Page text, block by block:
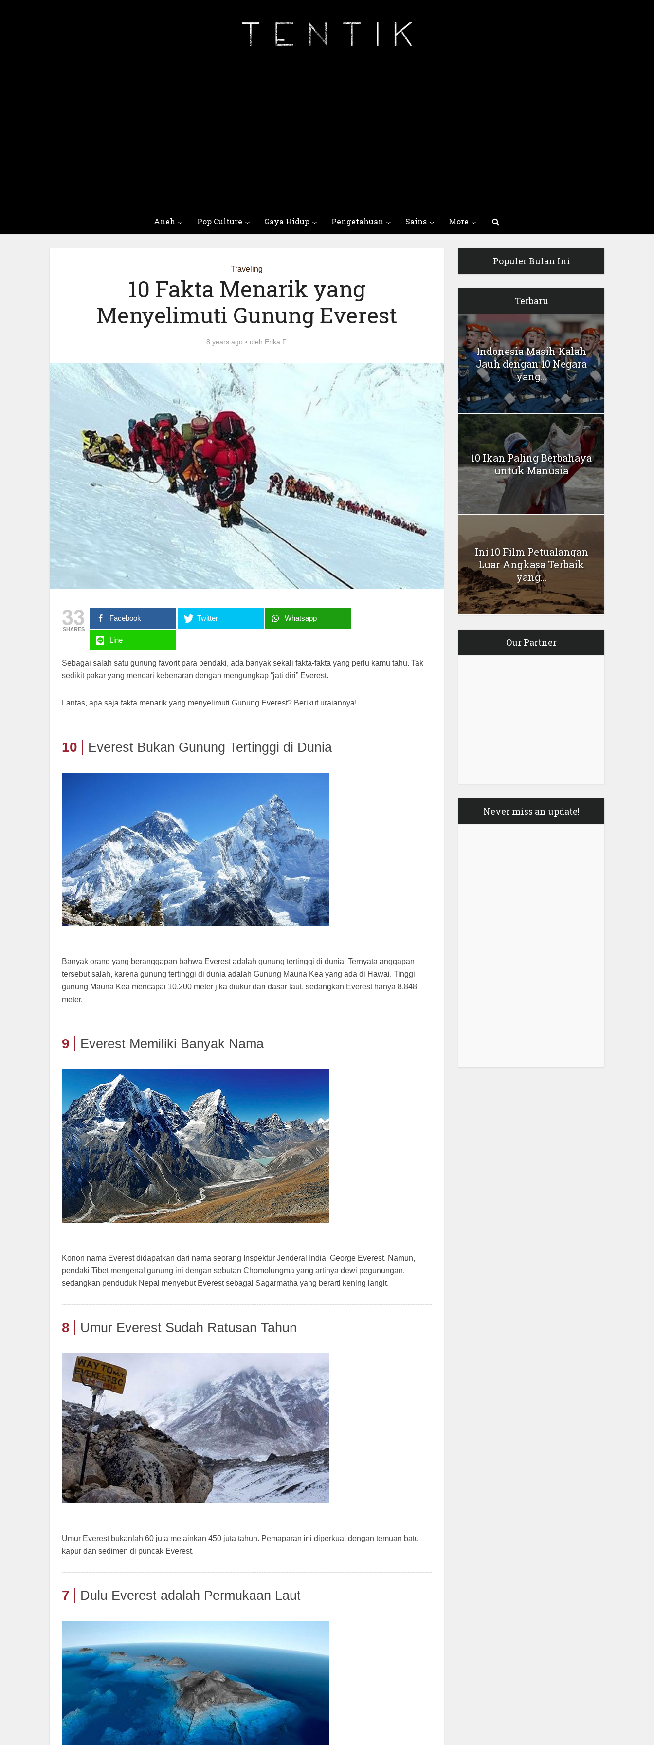
Aneh Pop Culture Gaya Hidup Pengetahuan Sains More
Traveling
10 Fakta Menarik yang
Menyelimuti Gunung Everest
8 years ago oleh Erika F.
33
SHARES
Facebook Twitter Whatsapp
Line
Sebagai salah satu gunung favorit para pendaki, ada banyak sekali fakta-fakta yang perlu kamu tahu. Tak
sedikit pakar yang mencari kebenaran dengan mengungkap “jati diri” Everest.
Lantas, apa saja fakta menarik yang menyelimuti Gunung Everest? Berikut uraiannya!
10 Everest Bukan Gunung Tertinggi di Dunia
Banyak orang yang beranggapan bahwa Everest adalah gunung tertinggi di dunia. Ternyata anggapan
tersebut salah, karena gunung tertinggi di dunia adalah Gunung Mauna Kea yang ada di Hawai. Tinggi
gunung Mauna Kea mencapai 10.200 meter jika diukur dari dasar laut, sedangkan Everest hanya 8.848
meter.
9 Everest Memiliki Banyak Nama
Konon nama Everest didapatkan dari nama seorang Inspektur Jenderal India, George Everest. Namun,
pendaki Tibet mengenal gunung ini dengan sebutan Chomolungma yang artinya dewi pegunungan,
sedangkan penduduk Nepal menyebut Everest sebagai Sagarmatha yang berarti kening langit.
8 Umur Everest Sudah Ratusan Tahun
Umur Everest bukanlah 60 juta melainkan 450 juta tahun. Pemaparan ini diperkuat dengan temuan batu
kapur dan sedimen di puncak Everest.
7 Dulu Everest adalah Permukaan Laut
Populer Bulan Ini
Terbaru
Indonesia Masih Kalah
Jauh dengan 10 Negara
yang...
10 Ikan Paling Berbahaya
untuk Manusia
Ini 10 Film Petualangan
Luar Angkasa Terbaik
yang...
Our Partner
Never miss an update!